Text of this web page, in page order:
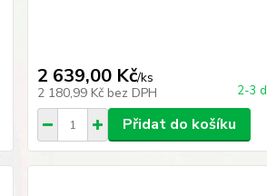
2 639,00 Kč/ks
2 180,99 Kč bez DPH 2-3
Přidat do košíku